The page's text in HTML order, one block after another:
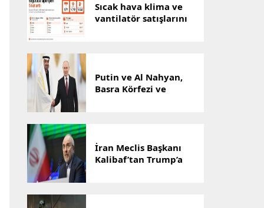
Sıcak hava klima ve
vantilatör satışlarını
Putin ve Al Nahyan,
Basra Körfezi ve
İran Meclis Başkanı
Kalibaf’tan Trump’a